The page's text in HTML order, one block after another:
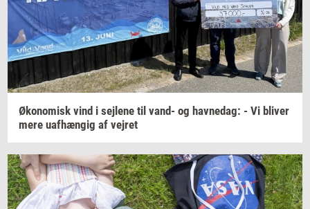
Øko­no­misk vind i sej­le­ne til vand- og hav­nedag: - Vi bli­ver
mere uaf­hæn­gig af vej­ret